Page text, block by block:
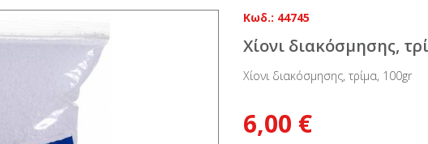
Κωδ.: 44745
Χίονι διακόσμησης,
Χίονι διακόσμησης, τρίμα, 100gr
6,00 €